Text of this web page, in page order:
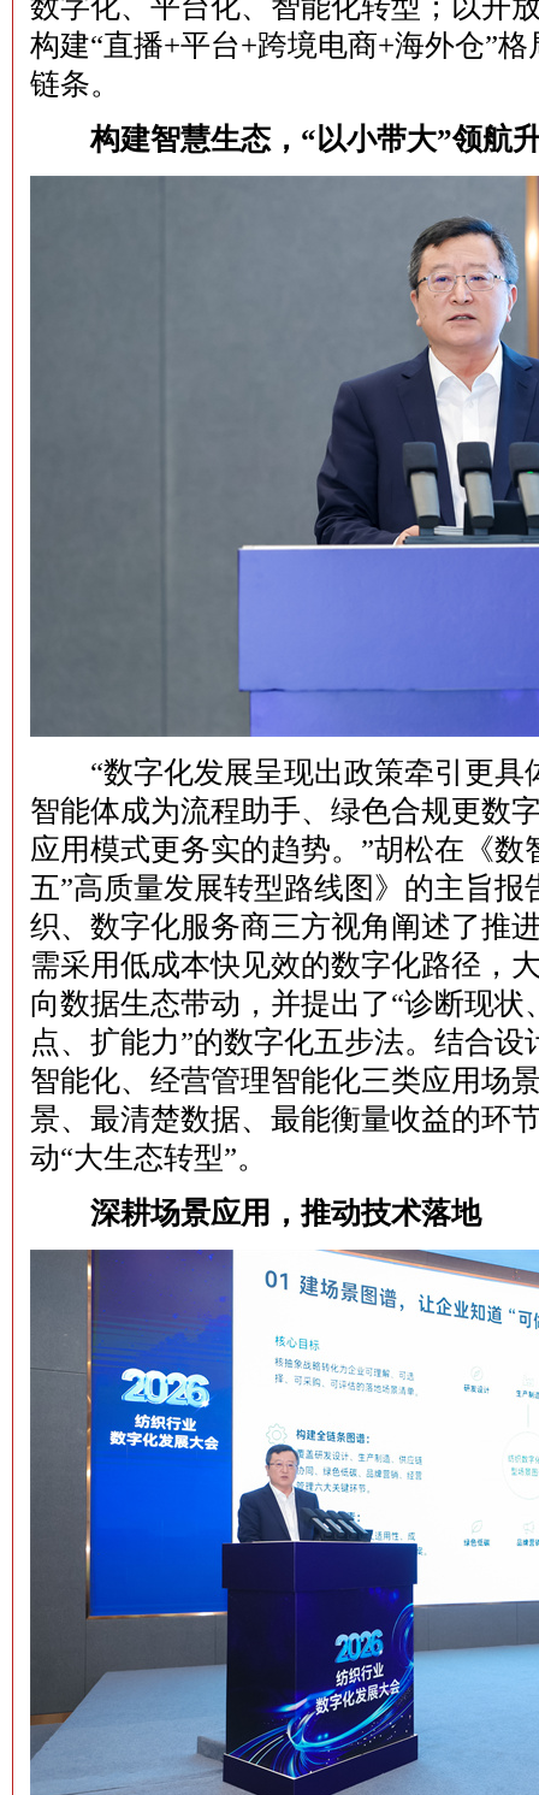
数字化、平台化、智能化转型；以开
构建“直播+平台+跨境电商+海外仓”
链条。
构建智慧生态，“以小带大”领航
“数字化发展呈现出政策牵引更具
智能体成为流程助手、绿色合规更数
应用模式更务实的趋势。”胡松在《数
五”高质量发展转型路线图》的主旨
织、数字化服务商三方视角阐述了推
需采用低成本快见效的数字化路径，
向数据生态带动，并提出了“诊断现
点、扩能力”的数字化五步法。结合
智能化、经营管理智能化三类应用场
景、最清楚数据、最能衡量收益的环
动“大生态转型”。
深耕场景应用，推动技术落地